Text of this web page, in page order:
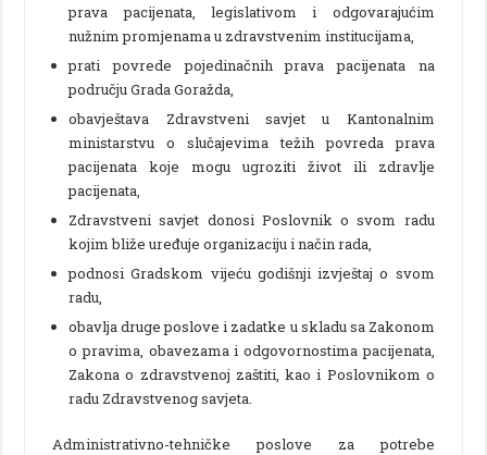
prava pacijenata, legislativom i odgovarajućim
nužnim promjenama u zdravstvenim institucijama,
prati povrede pojedinačnih prava pacijenata na
području Grada Goražda,
obavještava Zdravstveni savjet u Kantonalnim
ministarstvu o slučajevima težih povreda prava
pacijenata koje mogu ugroziti život ili zdravlje
pacijenata,
Zdravstveni savjet donosi Poslovnik o svom radu
kojim bliže uređuje organizaciju i način rada,
podnosi Gradskom vijeću godišnji izvještaj o svom
radu,
obavlja druge poslove i zadatke u skladu sa Zakonom
o pravima, obavezama i odgovornostima pacijenata,
Zakona o zdravstvenoj zaštiti, kao i Poslovnikom o
radu Zdravstvenog savjeta.
Administrativno-tehničke poslove za potrebe